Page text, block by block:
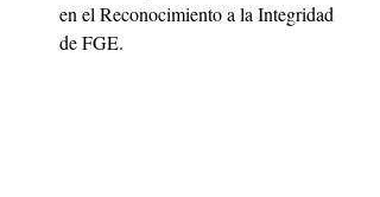
en el Reconocimiento a la Integridad
de FGE.